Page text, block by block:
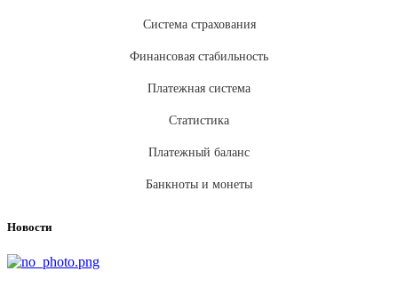
Система страхования
Финансовая стабильность
Платежная система
Статистика
Платежный баланс
Банкноты и монеты
Новости